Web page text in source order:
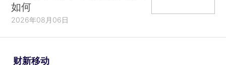
如何
2026年08月06日
财新移动